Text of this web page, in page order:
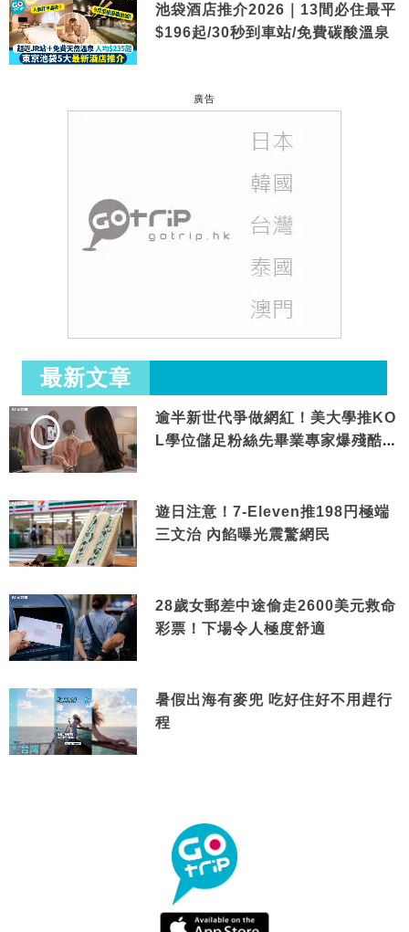
池袋酒店推介2026｜13間必住最平
$196起/30秒到車站/免費碳酸溫泉
廣告
最新文章
逾半新世代爭做網紅！美大學推KO
L學位儲足粉絲先畢業專家爆殘酷現
遊日注意！7-Eleven推198円極端
三文治 內餡曝光震驚網民
28歲女郵差中途偷走2600美元救命
彩票！下場令人極度舒適
暑假出海有麥兜 吃好住好不用趕行
程